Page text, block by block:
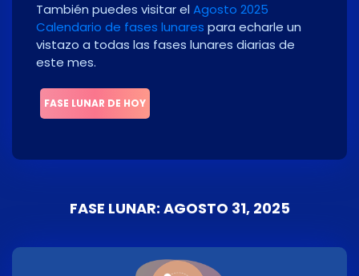
También puedes visitar el Agosto 2025
Calendario de fases lunares para echarle un
vistazo a todas las fases lunares diarias de
este mes.
FASE LUNAR DE HOY
FASE LUNAR: AGOSTO 31, 2025